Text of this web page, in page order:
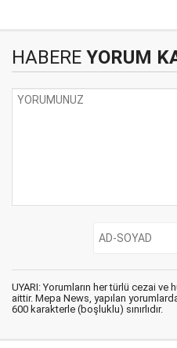
HABERE YORUM
UYARI: Yorumların her türlü cezai
aittir. Mepa News, yapılan
600 karakterle (boşluklu) sınırlıdır.